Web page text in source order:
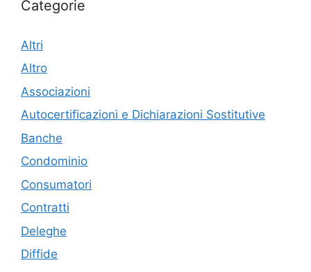
Categorie
Altri
Altro
Associazioni
Autocertificazioni e Dichiarazioni Sostitutive
Banche
Condominio
Consumatori
Contratti
Deleghe
Diffide